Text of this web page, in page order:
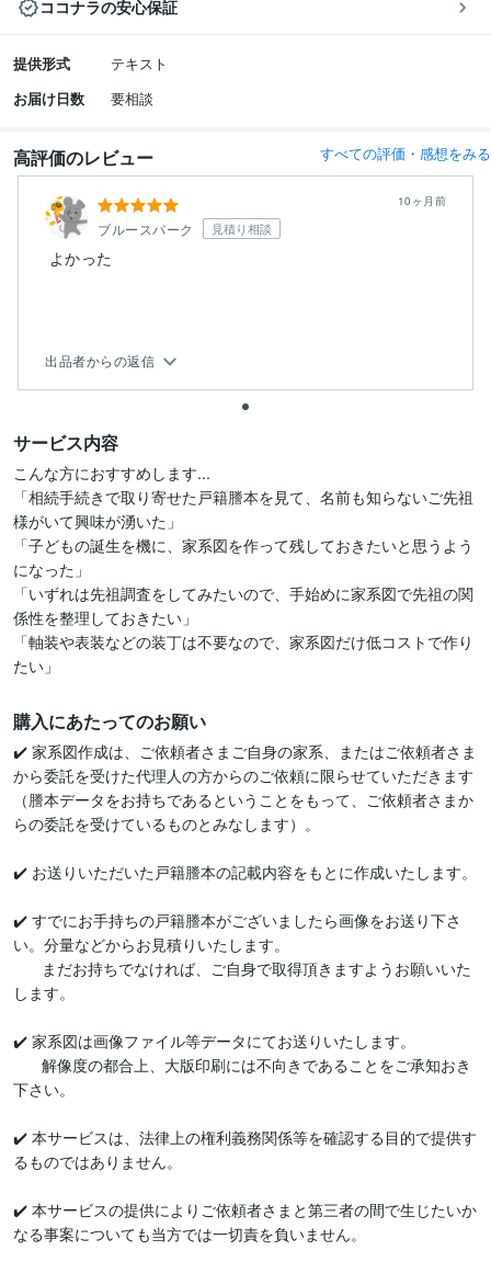
ココナラの安心保証
提供形式
テキスト
お届け日数
要相談
高評価のレビュー すべての評価・感想をみる
ブルースパーク 見積り相談
10ヶ月前
よかった
出品者からの返信
サービス内容
こんな方におすすめします...
「相続手続きで取り寄せた戸籍謄本を見て、名前も知らないご先祖
様がいて興味が湧いた」
「子どもの誕生を機に、家系図を作って残しておきたいと思うよう
になった」
「いずれは先祖調査をしてみたいので、手始めに家系図で先祖の関
係性を整理しておきたい」
「軸装や表装などの装丁は不要なので、家系図だけ低コストで作り
たい」
購入にあたってのお願い
✔️ 家系図作成は、ご依頼者さまご自身の家系、またはご依頼者さま
から委託を受けた代理人の方からのご依頼に限らせていただきます
（謄本データをお持ちであるということをもって、ご依頼者さまか
らの委託を受けているものとみなします）。
✔️ お送りいただいた戸籍謄本の記載内容をもとに作成いたします。
✔️ すでにお手持ちの戸籍謄本がございましたら画像をお送り下さ
い。分量などからお見積りいたします。
まだお持ちでなければ、ご自身で取得頂きますようお願いいた
します。
✔️ 家系図は画像ファイル等データにてお送りいたします。
解像度の都合上、大版印刷には不向きであることをご承知おき
下さい。
✔️ 本サービスは、法律上の権利義務関係等を確認する目的で提供す
るものではありません。
✔️ 本サービスの提供によりご依頼者さまと第三者の間で生じたいか
なる事案についても当方では一切責を負いません。